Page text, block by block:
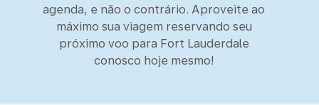
agenda, e não o contrário. Aproveite ao
máximo sua viagem reservando seu
próximo voo para Fort Lauderdale
conosco hoje mesmo!